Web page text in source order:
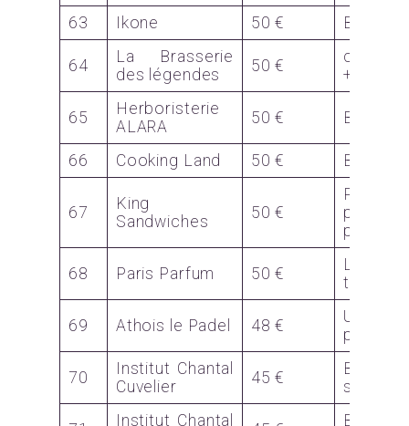
63
Ikone 50 € Bon
64
La Brasserie
des légendes
50 €
+
65
Herboristerie
ALARA
50 € Bon
66 Cooking Land 50 € Bon O
67
King
Sandwiches
50 €
Plateau
68 Paris Parfum 50 €
Lot
69 Athois le Padel 48 €
Un
pour
70
Institut Chantal
Cuvelier
45 €
Bon
soin
Institut Chantal
Bon